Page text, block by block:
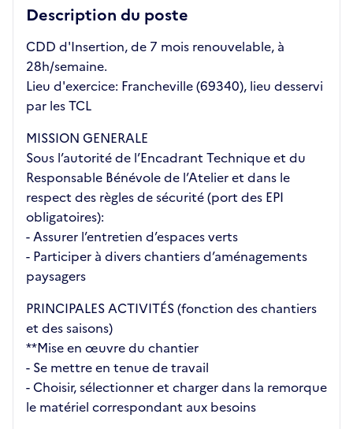
Description du poste
CDD d'Insertion, de 7 mois renouvelable, à
28h/semaine.
Lieu d'exercice: Francheville (69340), lieu desservi
par les TCL
MISSION GENERALE
Sous l’autorité de l’Encadrant Technique et du
Responsable Bénévole de l’Atelier et dans le
respect des règles de sécurité (port des EPI
obligatoires):
- Assurer l’entretien d’espaces verts
- Participer à divers chantiers d’aménagements
paysagers
PRINCIPALES ACTIVITÉS (fonction des chantiers
et des saisons)
**Mise en œuvre du chantier
- Se mettre en tenue de travail
- Choisir, sélectionner et charger dans la remorque
le matériel correspondant aux besoins